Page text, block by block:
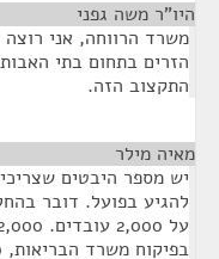
היו"ר משה גפני
משרד הרווחה, אני
הזרים בתחום בתי
התקצוב הזה.
מאיה מילר
יש מספר היבטים